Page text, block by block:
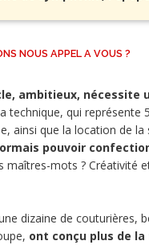
NOUS APPEL A VOUS ?
ambitieux, nécessite
technique, qui représente
ainsi que la location de la
pouvoir
maîtres-mots ? Créativité
dizaine de couturières,
ont conçu plus de